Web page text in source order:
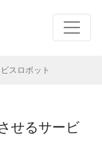
スロボット
せるサービ